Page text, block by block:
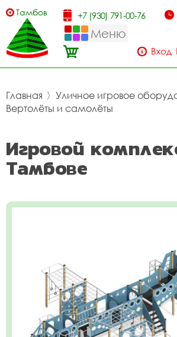
Тамбов +7 (930) 791-00-76
Меню
Вход
Главная 〉 Уличное игровое
Вертолёты и самолёты
Игровой
Тамбове